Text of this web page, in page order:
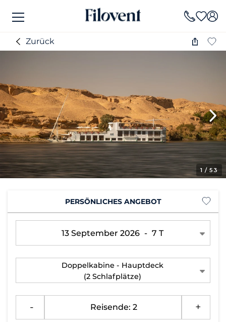
Zurück
1 / 53
PERSÖNLICHES ANGEBOT
13 September 2026 - 7 T
Doppelkabine - Hauptdeck
(2 Schlafplätze)
Reisende: 2